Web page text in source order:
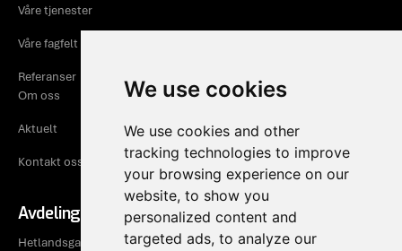
We use cookies
We use cookies and other
tracking technologies to improve
your browsing experience on our
website, to show you
personalized content and
targeted ads, to analyze our
Våre tjenester
Våre fagfelt
Referanser
Om oss
Aktuelt
Kontakt oss
Avdeling Rogaland
Hetlandsgata 9, 4344 Bryne